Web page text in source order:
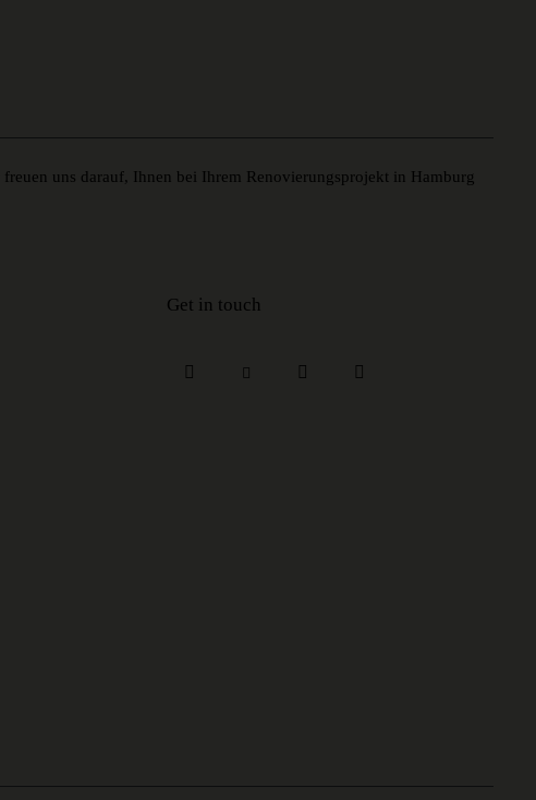
uns darauf, Ihnen bei Ihrem Renovierungsprojekt in Hamburg
Get in touch